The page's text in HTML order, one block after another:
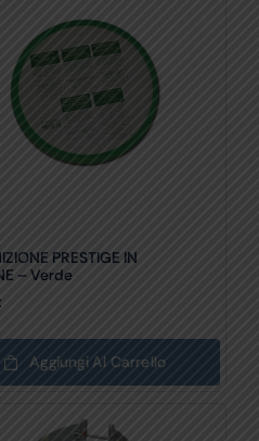
PRESTIGE IN
– Verde
Aggiungi Al Carrello